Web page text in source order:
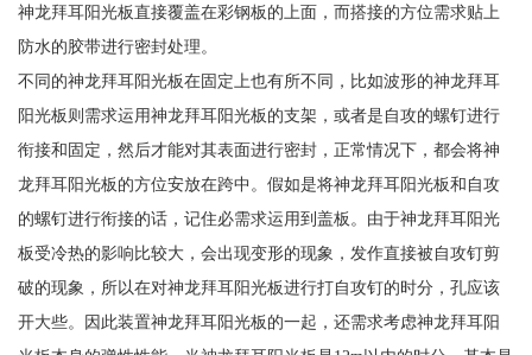
神龙拜耳阳光板直接覆盖在彩钢板的上面，而搭接的方位需求贴上
防水的胶带进行密封处理。
不同的神龙拜耳阳光板在固定上也有所不同，比如波形的神龙拜耳
阳光板则需求运用神龙拜耳阳光板的支架，或者是自攻的螺钉进行
衔接和固定，然后才能对其表面进行密封，正常情况下，都会将神
龙拜耳阳光板的方位安放在跨中。假如是将神龙拜耳阳光板和自攻
的螺钉进行衔接的话，记住必需求运用到盖板。由于神龙拜耳阳光
板受冷热的影响比较大，会出现变形的现象，发作直接被自攻钉剪
破的现象，所以在对神龙拜耳阳光板进行打自攻钉的时分，孔应该
开大些。因此装置神龙拜耳阳光板的一起，还需求考虑神龙拜耳阳